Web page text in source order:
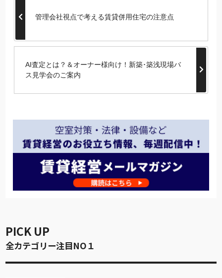
管理会社視点で考える賃貸併用住宅の注意点
AI査定とは？＆オーナー様向け！新築･築浅現場バ
ス見学会のご案内
PICK UP
全カテゴリー注目NO１